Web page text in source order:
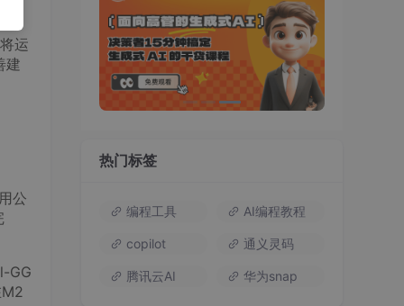
运
建
公
GG
热门标签
编程工具 AI编程教程
copilot 通义灵码
腾讯云AI 华为snap